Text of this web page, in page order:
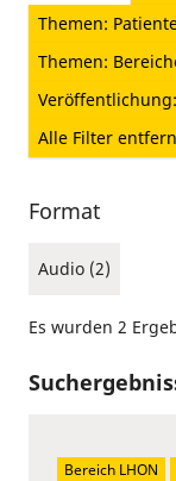
Themen:
Themen:
Alle Filter
Format
Audio (2)
Es wurden 2
Bereich LHON